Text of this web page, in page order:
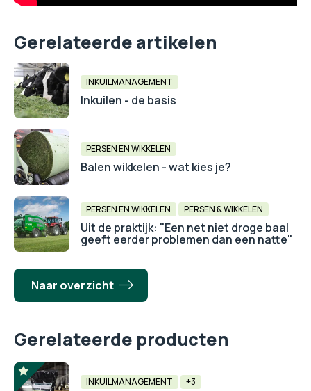
Gerelateerde artikelen
INKUILMANAGEMENT
Inkuilen - de basis
PERSEN EN WIKKELEN
Balen wikkelen - wat kies je?
PERSEN EN WIKKELEN PERSEN & WIKKELEN
Uit de praktijk: "Een net niet droge baal
geeft eerder problemen dan een natte"
Naar overzicht
Gerelateerde producten
INKUILMANAGEMENT +3